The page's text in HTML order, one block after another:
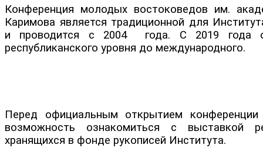
Конференция молодых востоковедов им.
Каримова является традиционной для
и проводится с 2004 года. С 2019 года
республиканского уровня до международного.
Перед официальным открытием конференции
возможность ознакомиться с выставкой
хранящихся в фонде рукописей Института.